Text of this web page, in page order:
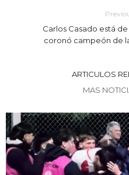
Carlos Casado está
coronó campeón de
ARTICULOS
MAS